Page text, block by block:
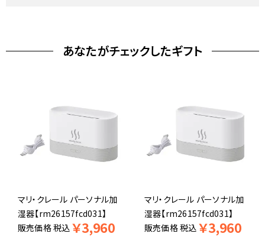
あなたがチェックしたギフト
マリ・クレール パーソナル加
湿器【rm26157fcd031】
販売価格税込 ￥3,960
マリ・クレール パーソナル加
湿器【rm26157fcd031】
販売価格税込 ￥3,960